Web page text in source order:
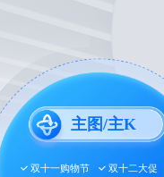
主图/主K
双十一购物节
双十二大促